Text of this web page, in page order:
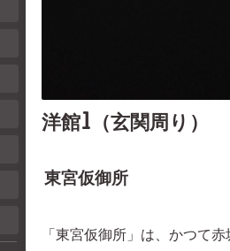
洋館1（玄関周り）
東宮仮御所
「東宮仮御所」は、かつて